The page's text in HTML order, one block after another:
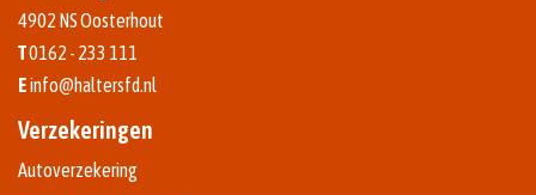
4902 NSOosterhout
T0162 - 233 111
Einfo@haltersfd.nl
Verzekeringen
Autoverzekering